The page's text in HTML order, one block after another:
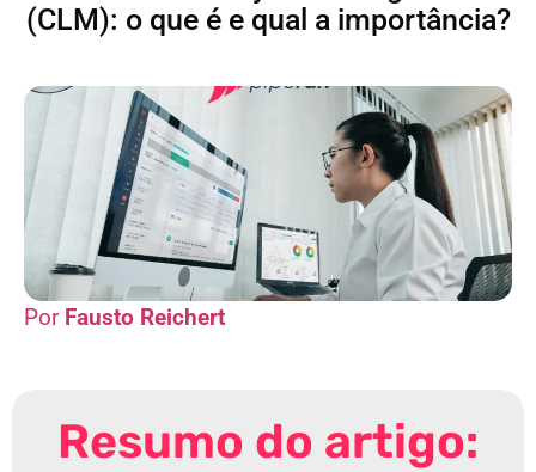
(CLM): o que é e qual a importância?
Fausto Reichert
Resumo do artigo: